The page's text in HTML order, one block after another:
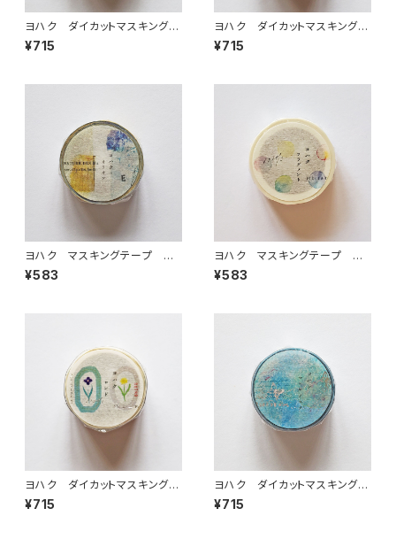
ヨハク ダイカットマスキングテ
ープ ソナタ YD-006
¥715
ヨハク ダイカットマスキングテ
ープ テンポ YD-003
¥715
ヨハク マスキングテープ オ
リオン Y-187
¥583
ヨハク マスキングテープ フ
ラグメント Y-185
¥583
ヨハク ダイカットマスキングテ
ープ ロンド YD-005
¥715
ヨハク ダイカットマスキングテ
ープ マヒルノユメ YD-004
¥715